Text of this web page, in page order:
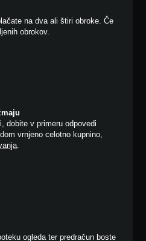
na dva ali štiri obroke. Če
obrokov.
dobite v primeru odpovedi
vrnjeno celotno kupnino,
.
ogleda ter predračun boste